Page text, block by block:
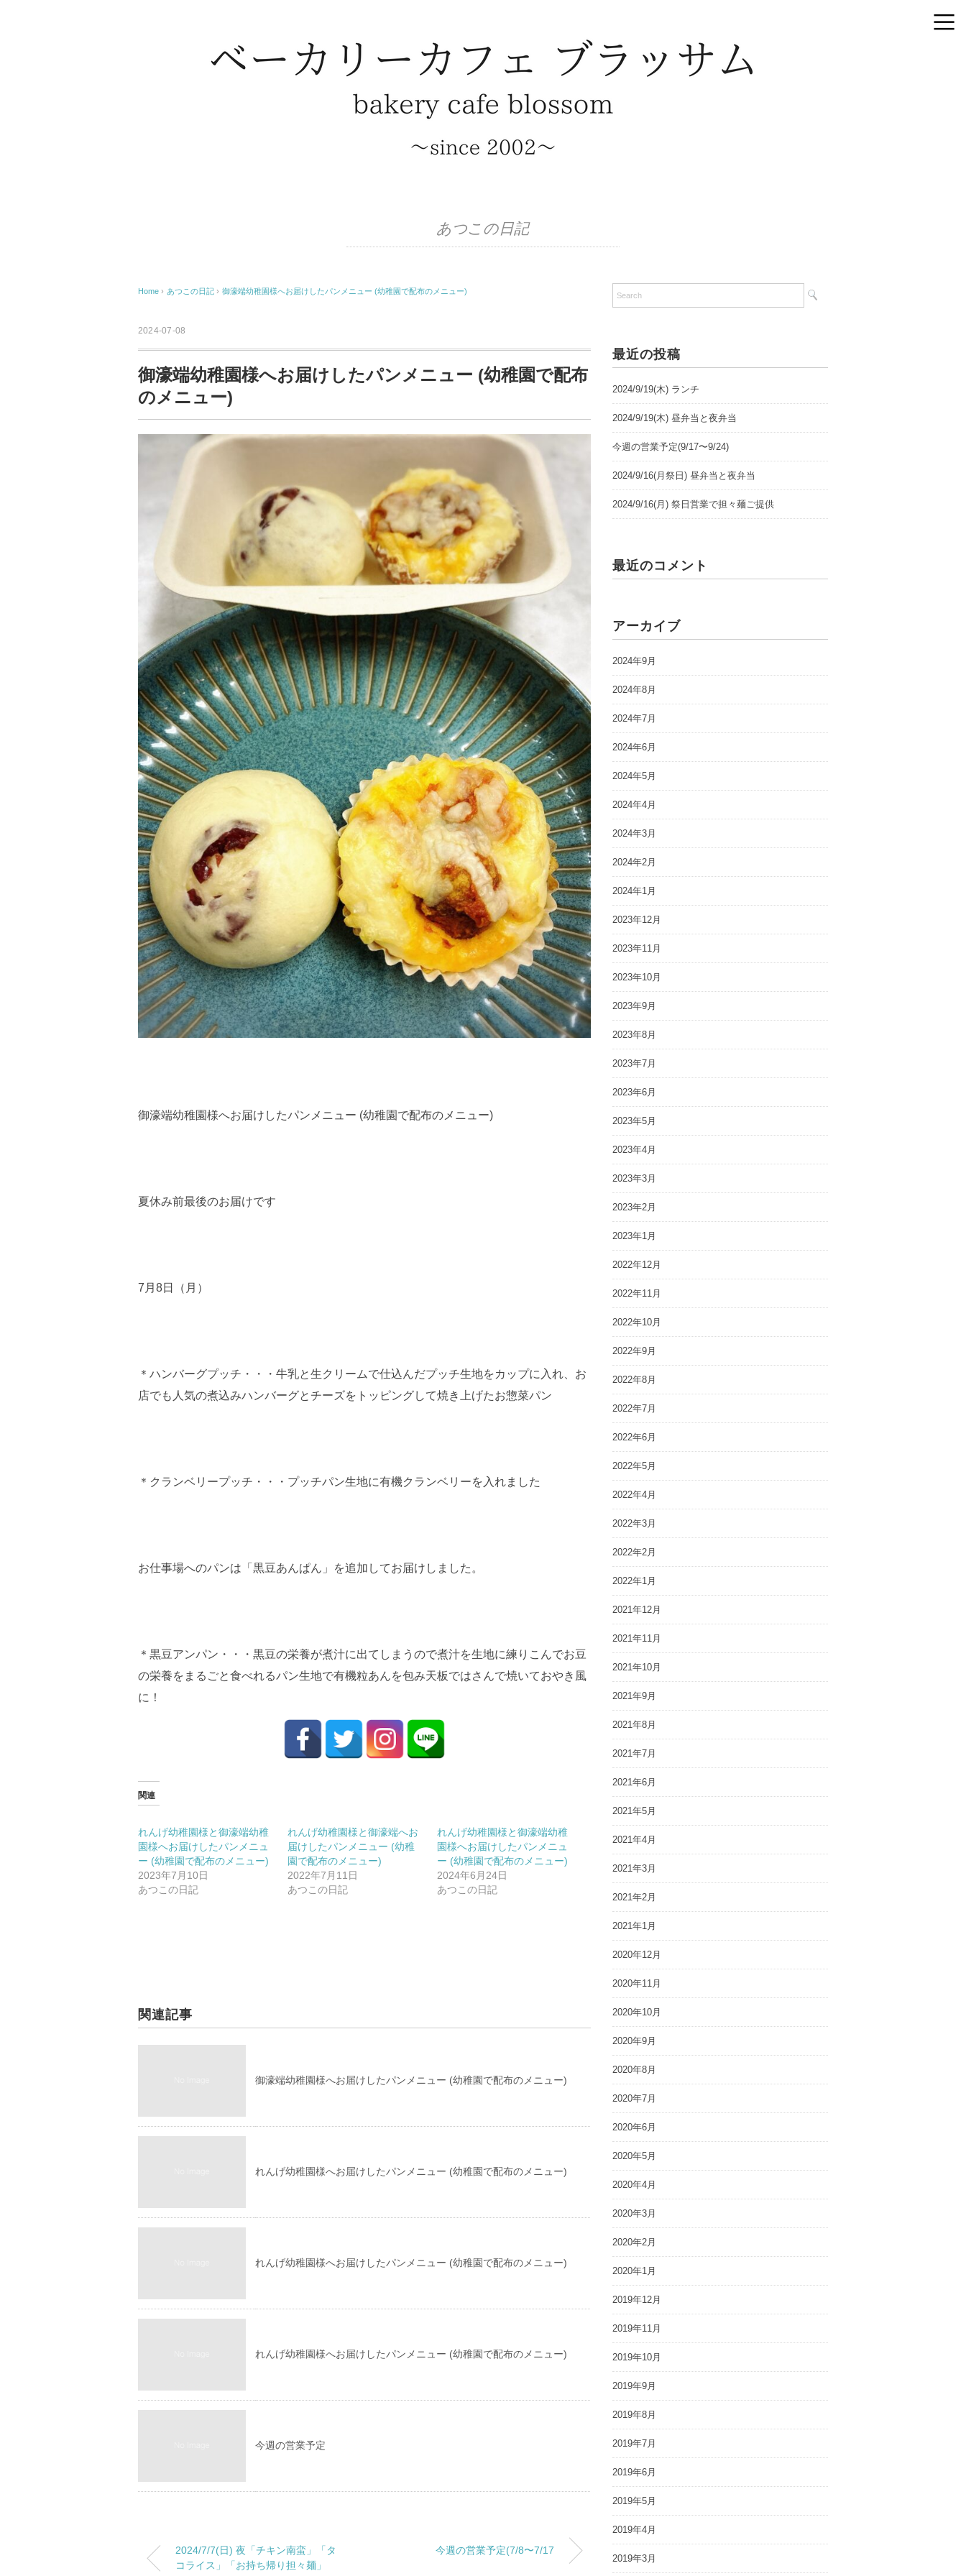
あつこの日記
Home › あつこの日記 › 御濠端幼稚園様へお届けしたパンメニュー (幼稚園で配布のメニュー)
2024-07-08
御濠端幼稚園様へお届けしたパンメニュー (幼稚園で配布
のメニュー)
御濠端幼稚園様へお届けしたパンメニュー (幼稚園で配布のメニュー)
夏休み前最後のお届けです
7月8日（月）
＊ハンバーグプッチ・・・牛乳と生クリームで仕込んだプッチ生地をカップに入れ、お
店でも人気の煮込みハンバーグとチーズをトッピングして焼き上げたお惣菜パン
＊クランベリープッチ・・・プッチパン生地に有機クランベリーを入れました
お仕事場へのパンは「黒豆あんぱん」を追加してお届けしました。
＊黒豆アンパン・・・黒豆の栄養が煮汁に出てしまうので煮汁を生地に練りこんでお豆
の栄養をまるごと食べれるパン生地で有機粒あんを包み天板ではさんで焼いておやき風
に！
関連
れんげ幼稚園様と御濠端幼稚
園様へお届けしたパンメニュ
ー (幼稚園で配布のメニュー)
2023年7月10日
あつこの日記
れんげ幼稚園様と御濠端へお
届けしたパンメニュー (幼稚
園で配布のメニュー)
2022年7月11日
あつこの日記
れんげ幼稚園様と御濠端幼稚
園様へお届けしたパンメニュ
ー (幼稚園で配布のメニュー)
2024年6月24日
あつこの日記
関連記事
御濠端幼稚園様へお届けしたパンメニュー (幼稚園で配布のメニュー)
れんげ幼稚園様へお届けしたパンメニュー (幼稚園で配布のメニュー)
れんげ幼稚園様へお届けしたパンメニュー (幼稚園で配布のメニュー)
れんげ幼稚園様へお届けしたパンメニュー (幼稚園で配布のメニュー)
今週の営業予定
2024/7/7(日) 夜「チキン南蛮」「タ
コライス」「お持ち帰り担々麺」
今週の営業予定(7/8〜7/17
最近の投稿
2024/9/19(木) ランチ
2024/9/19(木) 昼弁当と夜弁当
今週の営業予定(9/17〜9/24)
2024/9/16(月祭日) 昼弁当と夜弁当
2024/9/16(月) 祭日営業で担々麺ご提供
最近のコメント
アーカイブ
2024年9月
2024年8月
2024年7月
2024年6月
2024年5月
2024年4月
2024年3月
2024年2月
2024年1月
2023年12月
2023年11月
2023年10月
2023年9月
2023年8月
2023年7月
2023年6月
2023年5月
2023年4月
2023年3月
2023年2月
2023年1月
2022年12月
2022年11月
2022年10月
2022年9月
2022年8月
2022年7月
2022年6月
2022年5月
2022年4月
2022年3月
2022年2月
2022年1月
2021年12月
2021年11月
2021年10月
2021年9月
2021年8月
2021年7月
2021年6月
2021年5月
2021年4月
2021年3月
2021年2月
2021年1月
2020年12月
2020年11月
2020年10月
2020年9月
2020年8月
2020年7月
2020年6月
2020年5月
2020年4月
2020年3月
2020年2月
2020年1月
2019年12月
2019年11月
2019年10月
2019年9月
2019年8月
2019年7月
2019年6月
2019年5月
2019年4月
2019年3月